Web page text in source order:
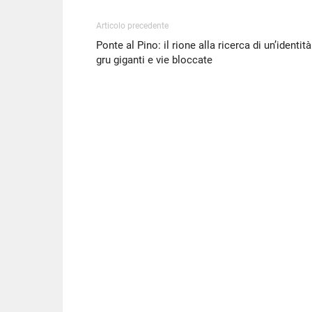
Articolo precedente
Ponte al Pino: il rione alla ricerca di
gru giganti e vie bloccate